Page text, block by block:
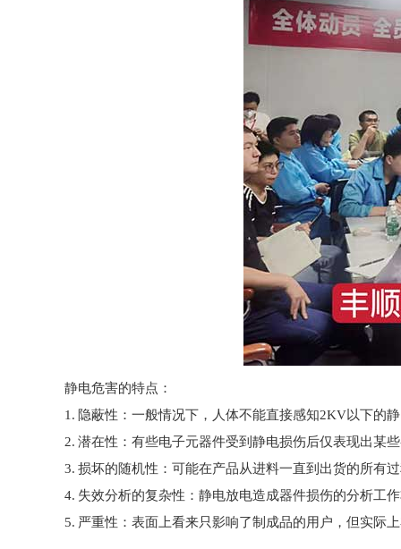
静电危害的特点：
1. 隐蔽性：一般情况下，人体不能直接感知2KV以下的
2. 潜在性：有些电子元器件受到静电损伤后仅表现出某
3. 损坏的随机性：可能在产品从进料一直到出货的所有
4. 失效分析的复杂性：静电放电造成器件损伤的分析工
5. 严重性：表面上看来只影响了制成品的用户，但实际